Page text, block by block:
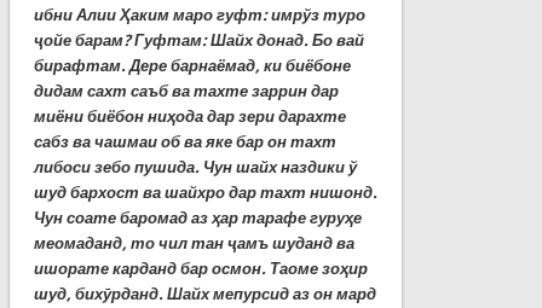
ибни Алии Ҳаким маро гуфт: имрўз туро
ҷойе барам? Гуфтам: Шайх донад. Бо вай
бирафтам. Дере барнаёмад, ки биёбоне
дидам сахт саъб ва тахте заррин дар
миёни биёбон ниҳода дар зери дарахте
сабз ва чашмаи об ва яке бар он тахт
либоси зебо пушида. Чун шайх наздики ў
шуд бархост ва шайхро дар тахт нишонд.
Чун соате баромад аз ҳар тарафе гуруҳе
меомаданд, то чил тан ҷамъ шуданд ва
ишорате карданд бар осмон. Таоме зоҳир
шуд, бихӯрданд. Шайх мепурсид аз он мард